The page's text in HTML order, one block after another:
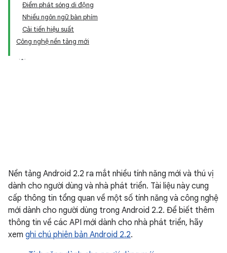
Điểm phát sóng di động
Nhiều ngôn ngữ bàn phím
Cải tiến hiệu suất
Công nghệ nền tảng mới
Nền tảng Android 2.2 ra mắt nhiều tính năng mới và thú vị
dành cho người dùng và nhà phát triển. Tài liệu này cung
cấp thông tin tổng quan về một số tính năng và công nghệ
mới dành cho người dùng trong Android 2.2. Để biết thêm
thông tin về các API mới dành cho nhà phát triển, hãy
xem ghi chú phiên bản Android 2.2.